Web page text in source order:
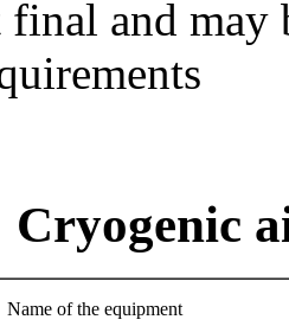
and may
Cryogenic
Name of the equipment